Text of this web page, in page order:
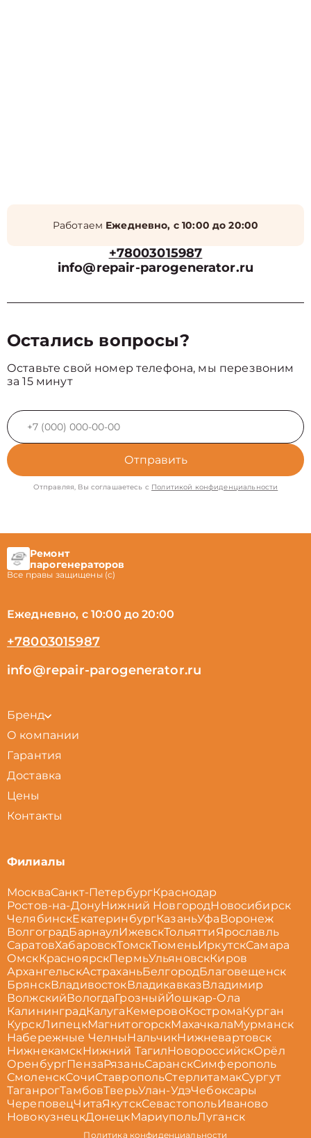
Работаем Ежедневно, с 10:00 до 20:00
+78003015987
info@repair-parogenerator.ru
Остались вопросы?
Оставьте свой номер телефона, мы перезвоним
за 15 минут
Отправить
Отправляя, Вы соглашаетесь с Политикой конфиденциальности
Ремонт
парогенераторов
Все правы защищены (с)
Ежедневно, с 10:00 до 20:00
+78003015987
info@repair-parogenerator.ru
Бренд
О компании
Гарантия
Доставка
Цены
Контакты
Филиалы
МоскваСанкт-ПетербургКраснодар
Ростов-на-ДонуНижний НовгородНовосибирск
ЧелябинскЕкатеринбургКазаньУфа Воронеж
ВолгоградБарнаулИжевскТольяттиЯрославль
СаратовХабаровскТомскТюменьИркутскСамара
ОмскКрасноярскПермьУльяновскКиров
АрхангельскАстраханьБелгородБлаговещенск
БрянскВладивостокВладикавказВладимир
ВолжскийВологдаГрозныйЙошкар-Ола
КалининградКалуга КемеровоКостромаКурган
КурскЛипецкМагнитогорскМахачкалаМурманск
Набережные Челны НальчикНижневартовск
НижнекамскНижний ТагилНовороссийскОрёл
ОренбургПензаРязаньСаранскСимферополь
СмоленскСочиСтавропольСтерлитамакСургут
ТаганрогТамбовТверьУлан-УдэЧебоксары
ЧереповецЧитаЯкутскСевастопольИваново
НовокузнецкДонецкМариупольЛуганск
Политика конфиденциальности